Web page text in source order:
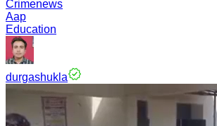
Crimenews
Aap
Education
durgashukla